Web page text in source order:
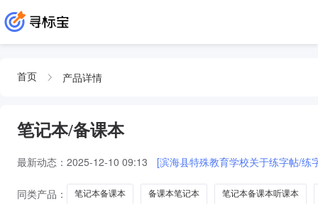
首页 产品详情
笔记本/备课本
最新动态： 2025-12-10 09:13 [滨海县特殊教育学校关于练字帖/练
同类产品： 笔记本备课本 备课本笔记本 笔记本备课本听课本